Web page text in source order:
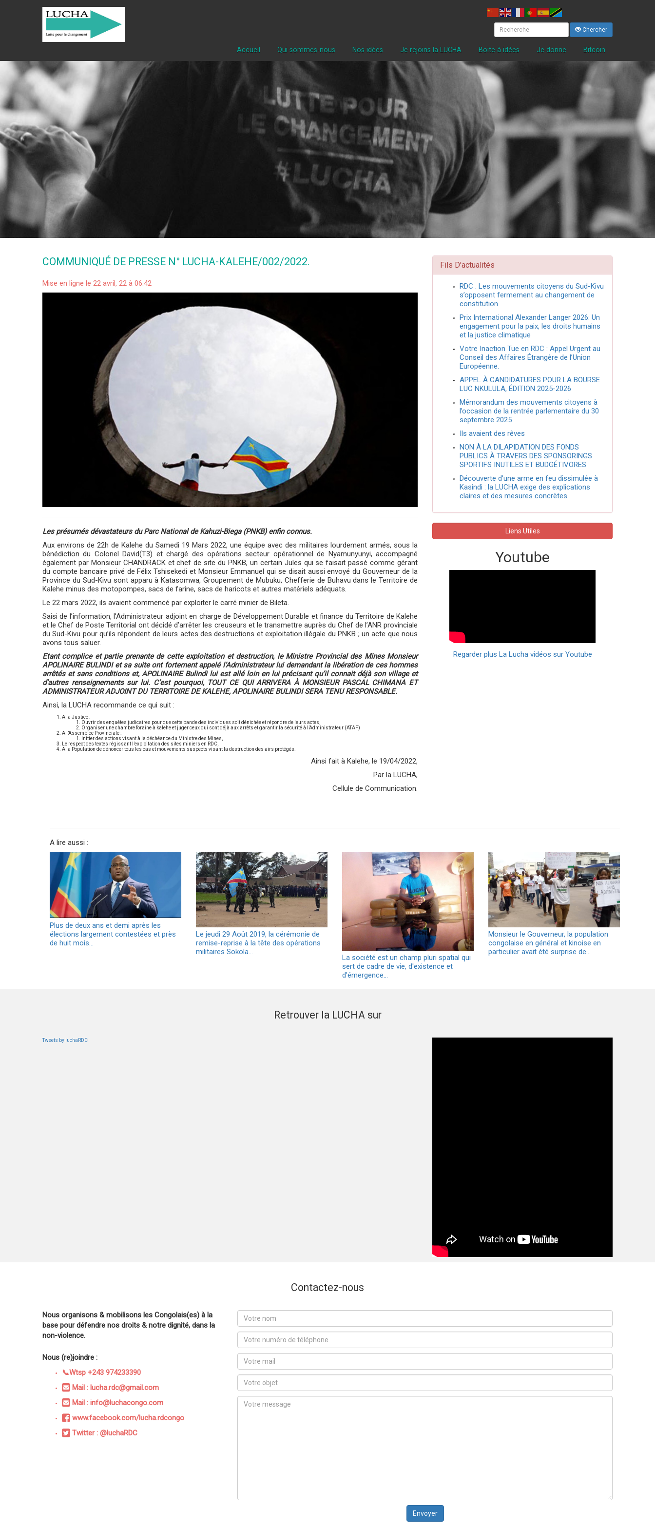
Chercher
Accueil Qui sommes-nous Nos idées Je rejoins la LUCHA Boite à idées Je donne Bitcoin
COMMUNIQUÉ DE PRESSE N° LUCHA-KALEHE/002/2022.
Mise en ligne le 22 avril, 22 à 06:42
Les présumés dévastateurs du Parc National de Kahuzi-Biega (PNKB) enfin connus.
Aux environs de 22h de Kalehe du Samedi 19 Mars 2022, une équipe avec des militaires lourdement armés, sous la
bénédiction du Colonel David(T3) et chargé des opérations secteur opérationnel de Nyamunyunyi, accompagné
également par Monsieur CHANDRACK et chef de site du PNKB, un certain Jules qui se faisait passé comme gérant
du compte bancaire privé de Félix Tshisekedi et Monsieur Emmanuel qui se disait aussi envoyé du Gouverneur de la
Province du Sud-Kivu sont apparu à Katasomwa, Groupement de Mubuku, Chefferie de Buhavu dans le Territoire de
Kalehe minus des motopompes, sacs de farine, sacs de haricots et autres matériels adéquats.
Le 22 mars 2022, ils avaient commencé par exploiter le carré minier de Bileta.
Saisi de l’information, l’Administrateur adjoint en charge de Développement Durable et finance du Territoire de Kalehe
et le Chef de Poste Territorial ont décidé d’arrêter les creuseurs et le transmettre auprès du Chef de l’ANR provinciale
du Sud-Kivu pour qu’ils répondent de leurs actes des destructions et exploitation illégale du PNKB ; un acte que nous
avons tous saluer.
Etant complice et partie prenante de cette exploitation et destruction, le Ministre Provincial des Mines Monsieur
APOLINAIRE BULINDI et sa suite ont fortement appelé l’Administrateur lui demandant la libération de ces hommes
arrêtés et sans conditions et, APOLINAIRE Bulindi lui est allé loin en lui précisant qu’il connait déjà son village et
d’autres renseignements sur lui. C’est pourquoi, TOUT CE QUI ARRIVERA À MONSIEUR PASCAL CHIMANA ET
ADMINISTRATEUR ADJOINT DU TERRITOIRE DE KALEHE, APOLINAIRE BULINDI SERA TENU RESPONSABLE.
Ainsi, la LUCHA recommande ce qui suit :
A la Justice :
Ouvrir des enquêtes judicaires pour que cette bande des inciviques soit dénichée et répondre de leurs actes,
Organiser une chambre foraine à kalehe et juger ceux qui sont déjà aux arrêts et garantir la sécurité à l’Administrateur (ATAF)
A l’Assemblée Provinciale :
Initier des actions visant à la déchéance du Ministre des Mines,
Le respect des textes régissant l’exploitation des sites miniers en RDC,
A la Population de dénoncer tous les cas et mouvements suspects visant la destruction des airs protégés.
Ainsi fait à Kalehe, le 19/04/2022,
Par la LUCHA,
Cellule de Communication.
Fils D'actualités
RDC : Les mouvements citoyens du Sud-Kivu
s’opposent fermement au changement de
constitution
Prix International Alexander Langer 2026: Un
engagement pour la paix, les droits humains
et la justice climatique
Votre Inaction Tue en RDC : Appel Urgent au
Conseil des Affaires Étrangère de l’Union
Européenne.
APPEL À CANDIDATURES POUR LA BOURSE
LUC NKULULA, ÉDITION 2025-2026
Mémorandum des mouvements citoyens à
l’occasion de la rentrée parlementaire du 30
septembre 2025
Ils avaient des rêves
NON À LA DILAPIDATION DES FONDS
PUBLICS À TRAVERS DES SPONSORINGS
SPORTIFS INUTILES ET BUDGÉTIVORES
Découverte d’une arme en feu dissimulée à
Kasindi : la LUCHA exige des explications
claires et des mesures concrètes.
Liens Utiles
Youtube
Regarder plus La Lucha vidéos sur Youtube
A lire aussi :
Plus de deux ans et demi après les
élections largement contestées et près
de huit mois…
Le jeudi 29 Août 2019, la cérémonie de
remise-reprise à la tête des opérations
militaires Sokola…
La société est un champ pluri spatial qui
sert de cadre de vie, d'existence et
d'émergence…
Monsieur le Gouverneur, la population
congolaise en général et kinoise en
particulier avait été surprise de…
Retrouver la LUCHA sur
Tweets by luchaRDC
Contactez-nous
Nous organisons & mobilisons les Congolais(es) à la
base pour défendre nos droits & notre dignité, dans la
non-violence.
Nous (re)joindre :
📞Wtsp +243 974233390
Mail : lucha.rdc@gmail.com
Mail : info@luchacongo.com
www.facebook.com/lucha.rdcongo
Twitter : @luchaRDC